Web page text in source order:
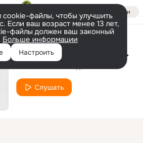
Войти
файлы, чтобы улучшить
Если ваш возраст менее 13 лет,
файлы должен ваш законный
Больше информации
Настроить Я-сегодня-ТВОЙ-день
Слушать